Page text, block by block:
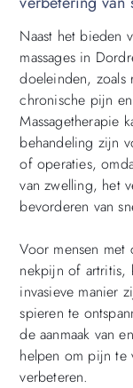
Naast het bieden
massages in
doeleinden, zoals
chronische pijn
Massagetherapie
behandeling zijn
of operaties,
van zwelling, het
bevorderen van
Voor mensen
nekpijn of artritis,
invasieve manier
spieren te
de aanmaak van
helpen om pijn te
verbeteren.